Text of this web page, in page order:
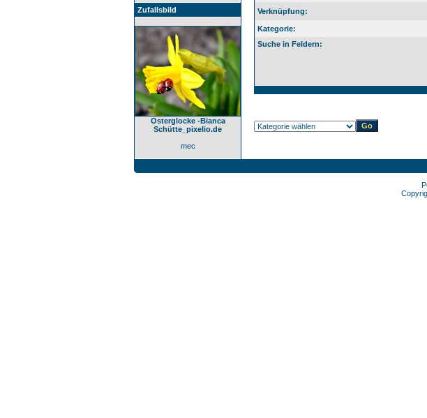
Zufallsbild
Osterglocke -Bianca
Schütte_pixelio.de
mec
Verknüpfung:
Kategorie:
Suche in Feldern: